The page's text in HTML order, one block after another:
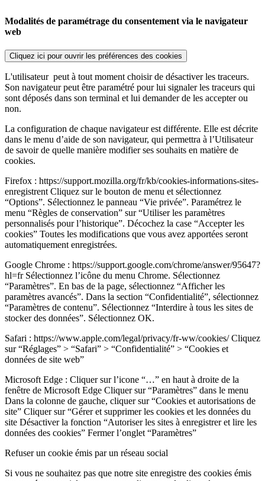
Modalités de paramétrage du consentement via le navigateur
web
Cliquez ici pour ouvrir les préférences des cookies
L'utilisateur peut à tout moment choisir de désactiver les traceurs.
Son navigateur peut être paramétré pour lui signaler les traceurs qui
sont déposés dans son terminal et lui demander de les accepter ou
non.
La configuration de chaque navigateur est différente. Elle est décrite
dans le menu d’aide de son navigateur, qui permettra à l’Utilisateur
de savoir de quelle manière modifier ses souhaits en matière de
cookies.
Firefox : https://support.mozilla.org/fr/kb/cookies-informations-sites-
enregistrent Cliquez sur le bouton de menu et sélectionnez
“Options”. Sélectionnez le panneau “Vie privée”. Paramétrez le
menu “Règles de conservation” sur “Utiliser les paramètres
personnalisés pour l’historique”. Décochez la case “Accepter les
cookies” Toutes les modifications que vous avez apportées seront
automatiquement enregistrées.
Google Chrome : https://support.google.com/chrome/answer/95647?
hl=fr Sélectionnez l’icône du menu Chrome. Sélectionnez
“Paramètres”. En bas de la page, sélectionnez “Afficher les
paramètres avancés”. Dans la section “Confidentialité”, sélectionnez
“Paramètres de contenu”. Sélectionnez “Interdire à tous les sites de
stocker des données”. Sélectionnez OK.
Safari : https://www.apple.com/legal/privacy/fr-ww/cookies/ Cliquez
sur “Réglages” > “Safari” > “Confidentialité” > “Cookies et
données de site web”
Microsoft Edge : Cliquer sur l’icone “…” en haut à droite de la
fenêtre de Microsoft Edge Cliquer sur “Paramètres” dans le menu
Dans la colonne de gauche, cliquer sur “Cookies et autorisations de
site” Cliquer sur “Gérer et supprimer les cookies et les données du
site Désactiver la fonction “Autoriser les sites à enregistrer et lire les
données des cookies” Fermer l’onglet “Paramètres”
Refuser un cookie émis par un réseau social
Si vous ne souhaitez pas que notre site enregistre des cookies émis